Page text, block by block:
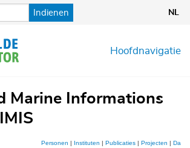
Indienen NL
Hoofdnavigatie
Marine Informations
Personen | Instituten | Publicaties| Projecten |